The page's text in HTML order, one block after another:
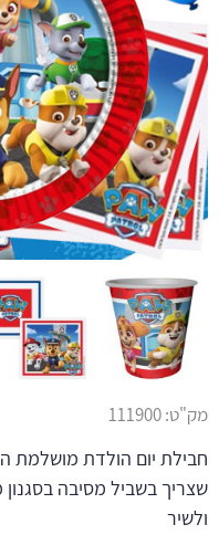
מק"ט:111900
חבילת יום הולדת מושלמת
שצריך בשביל מסיבה
ולשיר